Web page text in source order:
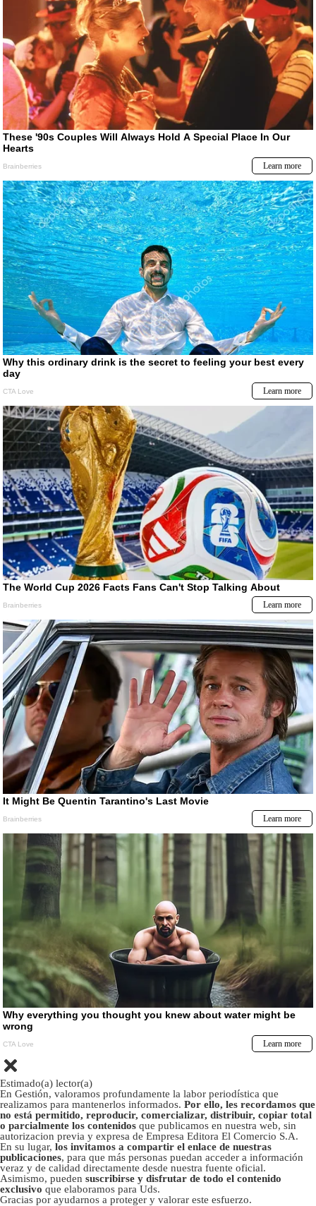
Estimado(a) lector(a)
En Gestión, valoramos profundamente la labor periodística que
realizamos para mantenerlos informados. Por ello, les recordamos que
no está permitido, reproducir, comercializar, distribuir, copiar total
o parcialmente los contenidos que publicamos en nuestra web, sin
autorizacion previa y expresa de Empresa Editora El Comercio S.A.
En su lugar, los invitamos a compartir el enlace de nuestras
publicaciones, para que más personas puedan acceder a información
veraz y de calidad directamente desde nuestra fuente oficial.
Asimismo, pueden suscribirse y disfrutar de todo el contenido
exclusivo que elaboramos para Uds.
Gracias por ayudarnos a proteger y valorar este esfuerzo.